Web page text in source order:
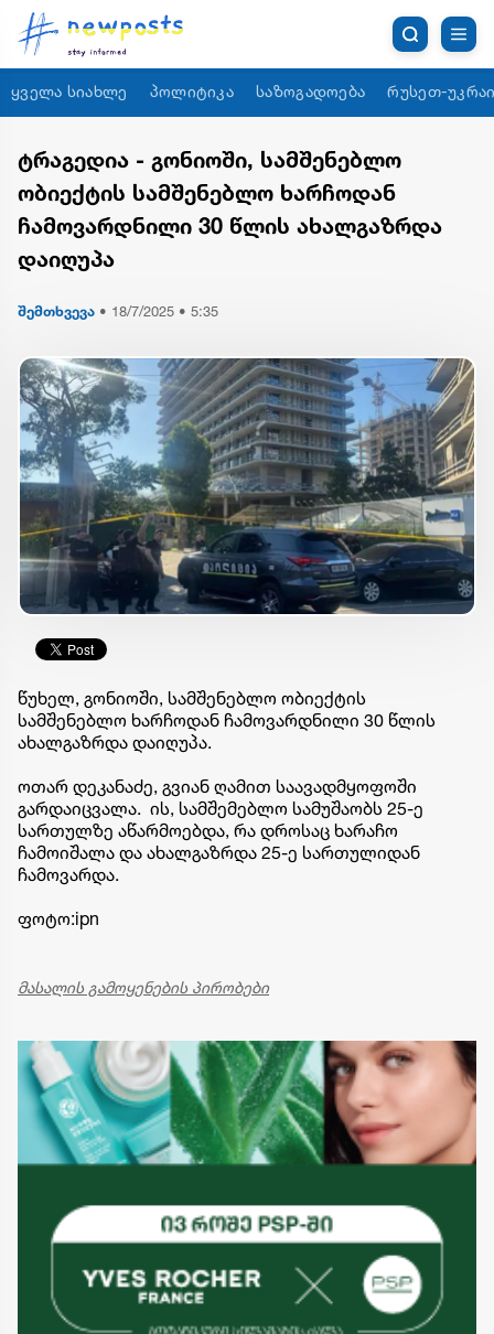
ყველა სიახლე პოლიტიკა საზოგადოება რუსეთ-
ტრაგედია - გონიოში, სამშენებლო
ობიექტის სამშენებლო ხარჩოდან
ჩამოვარდნილი 30 წლის ახალგაზრდა
დაიღუპა
შემთხვევა • 18/7/2025 • 5:35
წუხელ, გონიოში, სამშენებლო ობიექტის
სამშენებლო ხარჩოდან ჩამოვარდნილი 30 წლის
ახალგაზრდა დაიღუპა.
ოთარ დეკანაძე, გვიან ღამით საავადმყოფოში
გარდაიცვალა. ის, სამშემებლო სამუშაობს 25-ე
სართულზე აწარმოებდა, რა დროსაც ხარაჩო
ჩამოიშალა და ახალგაზრდა 25-ე სართულიდან
ჩამოვარდა.
ფოტო:ipn
მასალის გამოყენების პირობები